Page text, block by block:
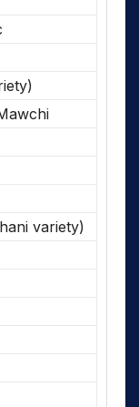
variety)